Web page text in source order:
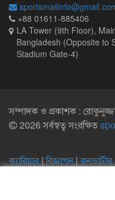
+88 01611-885406
LA Tower (9th Floor),
Bangladesh (Opposite to
Stadium Gate-4)
সম্পাদক ও প্রকাশক :
2026 সর্বস্বত্ব সংরক্ষিত
ক্যারিয়ার|বিজ্ঞাপন|কনভার্টার